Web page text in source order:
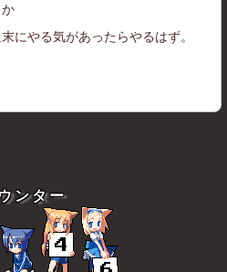
にやる気があったらやるはず。
ンター